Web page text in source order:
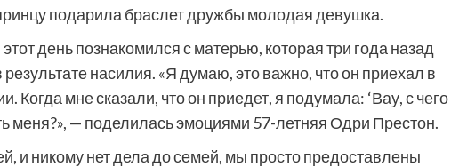
подарила браслет дружбы молодая девушка.
день познакомился с матерью, которая три года назад
насилия. «Я думаю, это важно, что он приехал в
мне сказали, что он приедет, я подумала: ‘Вау, с чего
меня?», — поделилась эмоциями 57-летняя Одри Престон.
и никому нет дела до семей, мы просто предоставлены